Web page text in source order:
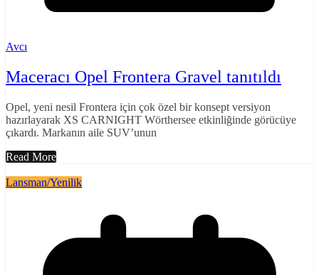
Avcı
Maceracı Opel Frontera Gravel tanıtıldı
Opel, yeni nesil Frontera için çok özel bir konsept versiyon
hazırlayarak XS CARNIGHT Wörthersee etkinliğinde görücüye
çıkardı. Markanın aile SUV’unun
Read More
Lansman/Yenilik